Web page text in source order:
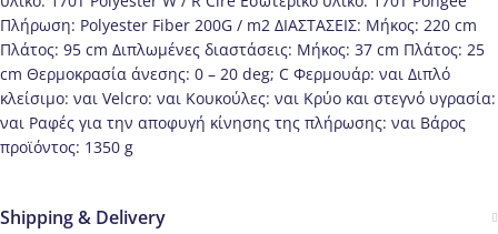
Πλήρωση: Polyester Fiber 200G / m2 ΔΙΑΣΤΑΣΕΙΣ: Μήκος: 220 cm
Πλάτος: 95 cm Διπλωμένες διαστάσεις: Μήκος: 37 cm Πλάτος: 25
cm Θερμοκρασία άνεσης: 0 – 20 deg; C Φερμουάρ: ναι Διπλό
κλείσιμο: ναι Velcro: ναι Κουκούλες: ναι Κρύο και στεγνό υγρασία:
ναι Ραφές για την αποφυγή κίνησης της πλήρωσης: ναι Βάρος
προϊόντος: 1350 g
Shipping & Delivery